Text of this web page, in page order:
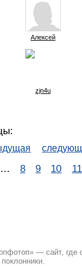
Алексей
zjn4u
… 8 9 10 11
— сайт, где